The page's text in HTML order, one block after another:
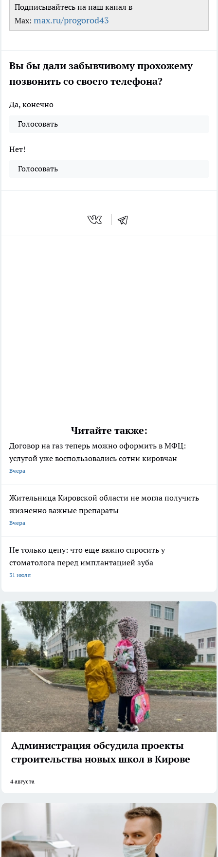
Подписывайтесь на наш канал в
Max: max.ru/progorod43
Вы бы дали забывчивому прохожему
позвонить со своего телефона?
Да, конечно
Голосовать
Нет!
Голосовать
Читайте также:
Договор на газ теперь можно оформить в МФЦ:
услугой уже воспользовались сотни кировчан
Вчера
Жительница Кировской области не могла получить
жизненно важные препараты
Вчера
Не только цену: что еще важно спросить у
стоматолога перед имплантацией зуба
31 июля
Администрация обсудила проекты
строительства новых школ в Кирове
4 августа